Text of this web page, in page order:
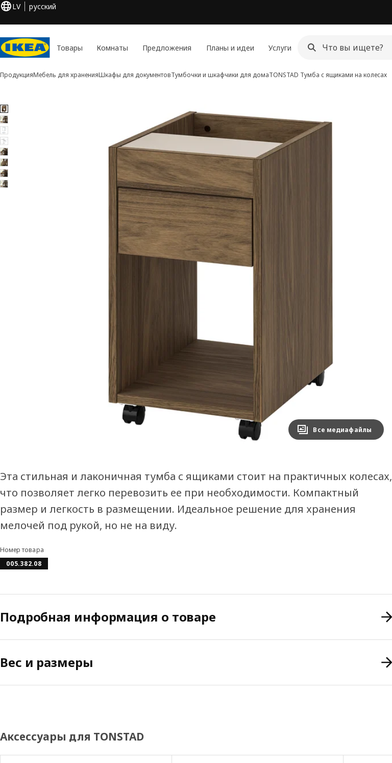
LV русский
Товары Комнаты Предложения Планы и идеи Услуги
ПродукцияМебель для храненияШкафы для документовТумбочки и шкафчики для домаTONSTAD Тумба с ящиками на колесах
8 TONSTAD изображения
изображения
Image zoomed out, normal view
Все медиафайлы
Эта стильная и лаконичная тумба с ящиками стоит на практичных колесах,
что позволяет легко перевозить ее при необходимости. Компактный
размер и легкость в размещении. Идеальное решение для хранения
мелочей под рукой, но не на виду.
Номер товара
005.382.08
Подробная информация о товаре
Вес и размеры
Аксессуары для TONSTAD